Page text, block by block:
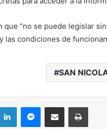
“no se puede legislar
las condiciones de
SAN
LinkedIn Compartir vía correo electrónico